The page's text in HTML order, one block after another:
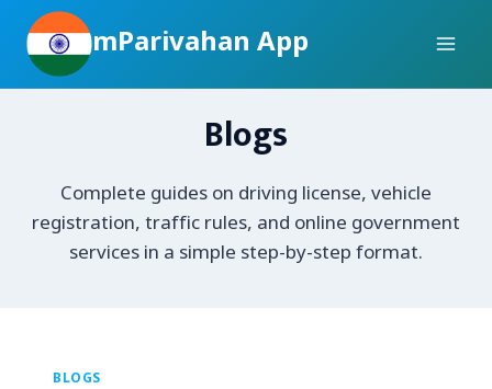
content
mParivahan App
Blogs
Complete guides on driving license, vehicle
registration, traffic rules, and online government
services in a simple step-by-step format.
BLOGS